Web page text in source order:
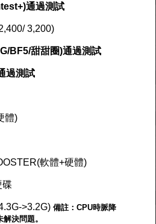
通過測試
3,200)
BF5/甜甜圈)通過測試
過測試
體)
軟體+硬體)
碟
>3.2G) 備註：CPU時脈降
決問題。